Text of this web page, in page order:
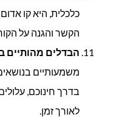
כלכלית, היא קו
הקשר והגנה על
הבדלים מהותיים
משמעותיים
בדרך חינוכם,
לאורך זמן.